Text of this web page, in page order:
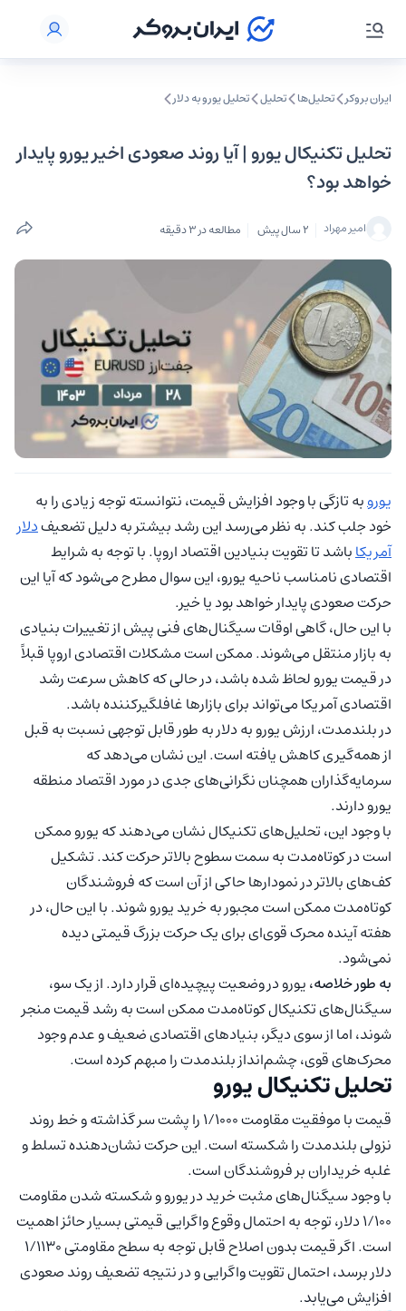
ایران بروکر تحلیل‌ها تحلیل‌ تحلیل یورو به دلار
تحلیل تکنیکال یورو | آیا روند صعودی اخیر یورو پایدار
خواهد بود؟
امیر مهراد 2 سال پیش مطالعه در 3 دقیقه
یوروبه تازگی با وجود افزایش قیمت، نتوانسته توجه زیادی را به
خود جلب کند. به نظر می‌رسد این رشد بیشتر به دلیل تضعیفدلار
آمریکاباشد تا تقویت بنیادین اقتصاد اروپا. با توجه به شرایط
اقتصادی نامناسب ناحیه یورو، این سوال مطرح می‌شود که آیا این
حرکت صعودی پایدار خواهد بود یا خیر.
با این حال، گاهی اوقات سیگنال‌های فنی پیش از تغییرات بنیادی
به بازار منتقل می‌شوند. ممکن است مشکلات اقتصادی اروپا قبلاً
در قیمت یورو لحاظ شده باشد، در حالی که کاهش سرعت رشد
اقتصادی آمریکا می‌تواند برای بازارها غافلگیرکننده باشد.
در بلندمدت، ارزش یورو به دلار به طور قابل توجهی نسبت به قبل
از همه‌گیری کاهش یافته است. این نشان می‌دهد که
سرمایه‌گذاران همچنان نگرانی‌های جدی در مورد اقتصاد منطقه
یورو دارند.
با وجود این، تحلیل‌های تکنیکال نشان می‌دهند که یورو ممکن
است در کوتاه‌مدت به سمت سطوح بالاتر حرکت کند. تشکیل
کف‌های بالاتر در نمودارها حاکی از آن است که فروشندگان
کوتاه‌مدت ممکن است مجبور به خرید یورو شوند. با این حال، در
هفته آینده محرک قوی‌ای برای یک حرکت بزرگ قیمتی دیده
نمی‌شود.
به طور خلاصه،یورو در وضعیت پیچیده‌ای قرار دارد. از یک سو،
سیگنال‌های تکنیکال کوتاه‌مدت ممکن است به رشد قیمت منجر
شوند، اما از سوی دیگر، بنیادهای اقتصادی ضعیف و عدم وجود
محرک‌های قوی، چشم‌انداز بلندمدت را مبهم کرده است.
تحلیل تکنیکال یورو
قیمت با موفقیت مقاومت ۱/۱۰۰۰ را پشت سر گذاشته و خط روند
نزولی بلندمدت را شکسته است. این حرکت نشان‌دهنده تسلط و
غلبه خریداران بر فروشندگان است.
با وجود سیگنال‌های مثبت خرید در یورو و شکسته شدن مقاومت
۱/۱۰۰ دلار، توجه به احتمال وقوع واگرایی قیمتی بسیار حائز اهمیت
است. اگر قیمت بدون اصلاح قابل توجه به سطح مقاومتی ۱/۱۱۳۰
دلار برسد، احتمال تقویت واگرایی و در نتیجه تضعیف روند صعودی
افزایش می‌یابد.